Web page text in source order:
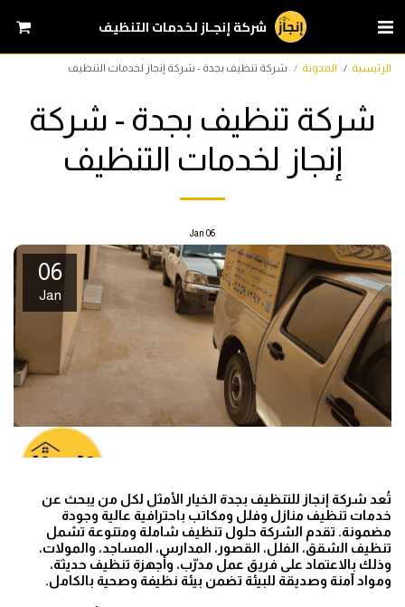
شركة إنجـاز لخدمات التنظيف
الرئيسية المدونة شركة تنظيف بجدة - شركة إنجاز لخدمات التنظيف
شركة تنظيف بجدة - شركة
إنجاز لخدمات التنظيف
06
Jan
06
Jan
تُعد شركة إنجاز للتنظيف بجدة الخيار الأمثل لكل من يبحث عن
خدمات تنظيف منازل وفلل ومكاتب باحترافية عالية وجودة
مضمونة. تقدم الشركة حلول تنظيف شاملة ومتنوعة تشمل
تنظيف الشقق، الفلل، القصور، المدارس، المساجد، والمولات،
وذلك بالاعتماد على فريق عمل مدرّب، وأجهزة تنظيف حديثة،
ومواد آمنة وصديقة للبيئة تضمن بيئة نظيفة وصحية بالكامل.